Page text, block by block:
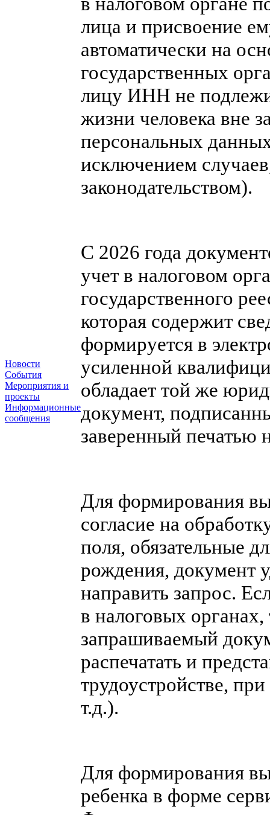
Новости
События
Мероприятия и
проекты
Информационные
сообщения
лица и присвоение
автоматически на
государственных
лицу ИНН не
жизни человека вне
персональных
исключением
законодательством).
С 2026 года
учет в налоговом
государственного
которая содержит
формируется в
усиленной
обладает той же
документ,
заверенный печатью
Для формирования
согласие на
поля, обязательные
рождения, документ
направить запрос.
в налоговых органах,
запрашиваемый
распечатать и
трудоустройстве,
т.д.).
Для формирования
ребенка в форме